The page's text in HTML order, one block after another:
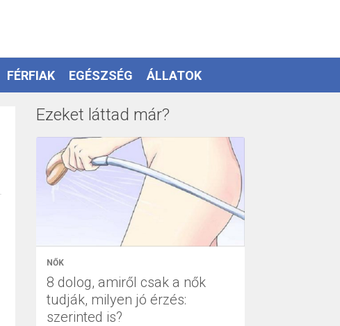
FÉRFIAK EGÉSZSÉG ÁLLATOK
Ezeket láttad már?
NŐK
8 dolog, amiről csak a nők
tudják, milyen jó érzés:
szerinted is?